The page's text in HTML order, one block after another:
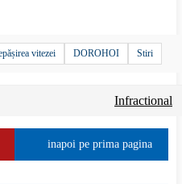
vitezei DOROHOI Stiri
Infractional
inapoi pe prima pagina